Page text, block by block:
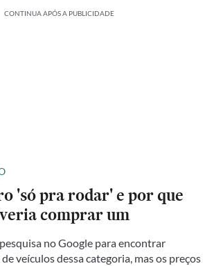
CONTINUA APÓS A PUBLICIDADE
'só pra rodar' e por que
comprar um
no Google para encontrar
veículos dessa categoria, mas os preços